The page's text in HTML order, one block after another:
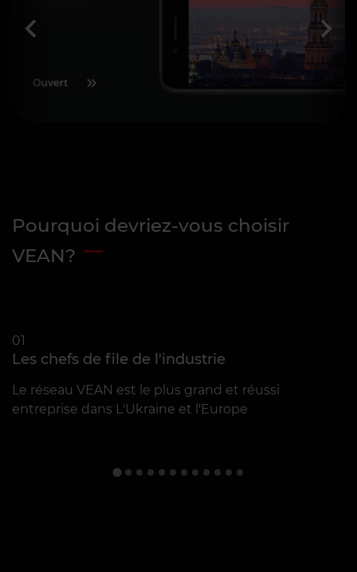
Pourquoi devriez-vous choisir
VEAN?
01
Les chefs de file de l'industrie
Le réseau VEAN est le plus grand et réussi
entreprise dans L'Ukraine et l'Europe